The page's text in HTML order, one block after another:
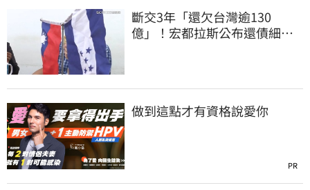
斷交3年「還欠台灣逾130
億」！宏都拉斯公布還債細
做到這點才有資格說愛你
PR